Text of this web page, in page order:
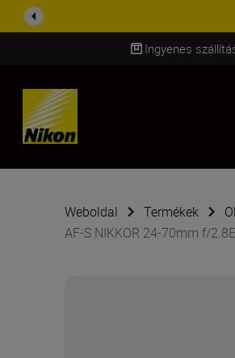
Ingyenes
SKIP
Weboldal Termékek
AF-S NIKKOR 24-70mm f/